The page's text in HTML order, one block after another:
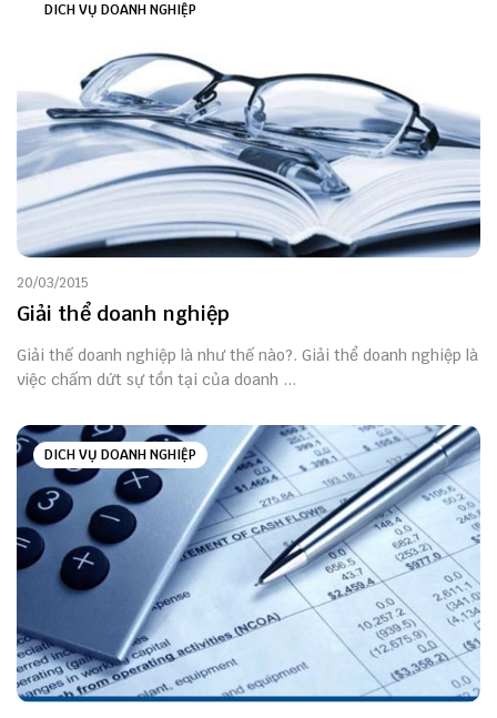
DICH VỤ DOANH NGHIỆP
20/03/2015
Giải thể doanh nghiệp
Giải thế doanh nghiệp là như thế nào?. Giải thể doanh nghiệp là
việc chấm dứt sự tồn tại của doanh ...
DICH VỤ DOANH NGHIỆP